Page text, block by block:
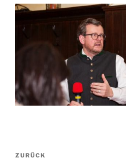
Beitragsnavigation
Vorheriger
ZURÜCK